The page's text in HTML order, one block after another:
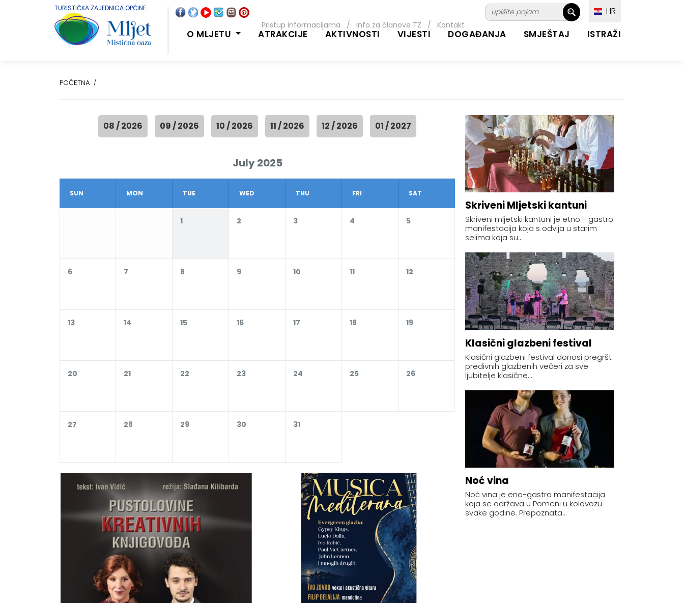
Pristup informacijama / Info za članove TZ / Kontakt
HR
TURISTIČKA ZAJEDNICA OPĆINE
O MLJETU ATRAKCIJE AKTIVNOSTI VIJESTI DOGAĐANJA SMJEŠTAJ ISTRAŽI
POČETNA
08 / 2026 09 / 2026 10 / 2026 11 / 2026 12 / 2026 01 / 2027
July 2025
SUN MON TUE WED THU FRI SAT
1 2 3 4 5
6 7 8 9 10 11 12
13 14 15 16 17 18 19
20 21 22 23 24 25 26
27 28 29 30 31
Skriveni Mljetski kantuni
Skriveni mljetski kantuni je etno - gastro
manifestacija koja s odvija u starim
selima koja su...
Klasični glazbeni festival
Klasični glazbeni festival donosi pregršt
predivnih glazbenih večeri za sve
ljubitelje klasične...
Noć vina
Noć vina je eno-gastro manifestacija
koja se održava u Pomeni u kolovozu
svake godine. Prepoznata...